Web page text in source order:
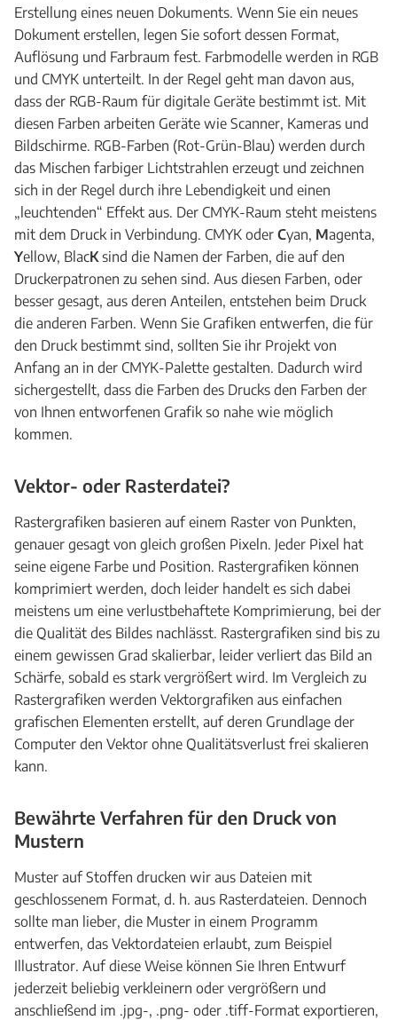
Erstellung eines neuen Dokuments. Wenn Sie ein neues
Dokument erstellen, legen Sie sofort dessen Format,
Auflösung und Farbraum fest. Farbmodelle werden in RGB
und CMYK unterteilt. In der Regel geht man davon aus,
dass der RGB-Raum für digitale Geräte bestimmt ist. Mit
diesen Farben arbeiten Geräte wie Scanner, Kameras und
Bildschirme. RGB-Farben (Rot-Grün-Blau) werden durch
das Mischen farbiger Lichtstrahlen erzeugt und zeichnen
sich in der Regel durch ihre Lebendigkeit und einen
„leuchtenden“ Effekt aus. Der CMYK-Raum steht meistens
mit dem Druck in Verbindung. CMYK oder Cyan, Magenta,
Yellow, BlacKsind die Namen der Farben, die auf den
Druckerpatronen zu sehen sind. Aus diesen Farben, oder
besser gesagt, aus deren Anteilen, entstehen beim Druck
die anderen Farben. Wenn Sie Grafiken entwerfen, die für
den Druck bestimmt sind, sollten Sie ihr Projekt von
Anfang an in der CMYK-Palette gestalten. Dadurch wird
sichergestellt, dass die Farben des Drucks den Farben der
von Ihnen entworfenen Grafik so nahe wie möglich
kommen.
Vektor- oder Rasterdatei?
Rastergrafiken basieren auf einem Raster von Punkten,
genauer gesagt von gleich großen Pixeln. Jeder Pixel hat
seine eigene Farbe und Position. Rastergrafiken können
komprimiert werden, doch leider handelt es sich dabei
meistens um eine verlustbehaftete Komprimierung, bei der
die Qualität des Bildes nachlässt. Rastergrafiken sind bis zu
einem gewissen Grad skalierbar, leider verliert das Bild an
Schärfe, sobald es stark vergrößert wird. Im Vergleich zu
Rastergrafiken werden Vektorgrafiken aus einfachen
grafischen Elementen erstellt, auf deren Grundlage der
Computer den Vektor ohne Qualitätsverlust frei skalieren
kann.
Bewährte Verfahren für den Druck von
Mustern
Muster auf Stoffen drucken wir aus Dateien mit
geschlossenem Format, d. h. aus Rasterdateien. Dennoch
sollte man lieber, die Muster in einem Programm
entwerfen, das Vektordateien erlaubt, zum Beispiel
Illustrator. Auf diese Weise können Sie Ihren Entwurf
jederzeit beliebig verkleinern oder vergrößern und
anschließend im .jpg-, .png- oder .tiff-Format exportieren,